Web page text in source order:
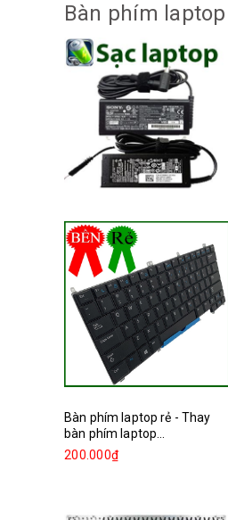
Bàn phím laptop
Bàn phím laptop rẻ - Thay
bàn phím laptop...
200.000₫